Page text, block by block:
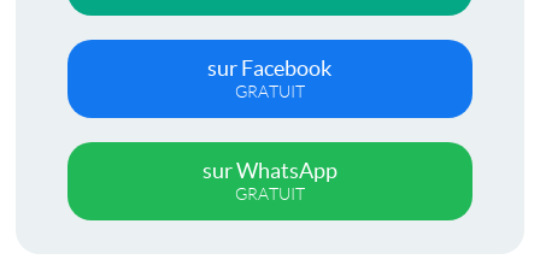
sur Facebook
GRATUIT
sur WhatsApp
GRATUIT